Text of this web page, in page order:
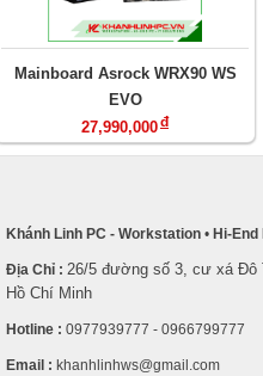
Mainboard Asrock WRX90 WS
EVO
27,990,000đ
Khánh Linh PC - Workstation • Hi-End
Địa Chỉ : 26/5 đường số 3, cư xá Đô
Hồ Chí Minh
Hotline : 0977939777 - 0966799777
Email : khanhlinhws@gmail.com